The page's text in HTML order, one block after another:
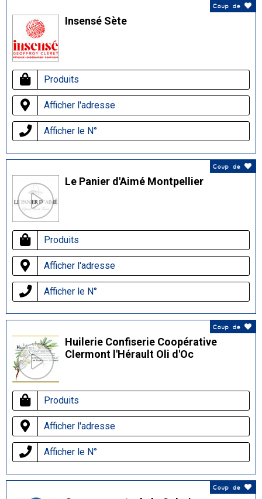
Coup de
Insensé Sète
Produits
Afficher l'adresse
Afficher le N°
Coup de
Le Panier d'Aimé Montpellier
Produits
Afficher l'adresse
Afficher le N°
Coup de
Huilerie Confiserie Coopérative
Clermont l'Hérault Oli d'Oc
Produits
Afficher l'adresse
Afficher le N°
Coup de